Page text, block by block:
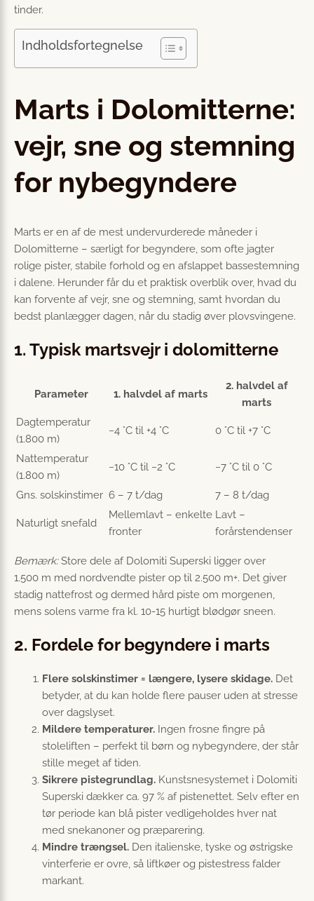
tinder.
Indholdsfortegnelse
Marts i Dolomitterne:
vejr, sne og stemning
for nybegyndere
Marts er en af de mest undervurderede måneder i
Dolomitterne – særligt for begyndere, som ofte jagter
rolige pister, stabile forhold og en afslappet bassestemning
i dalene. Herunder får du et praktisk overblik over, hvad du
kan forvente af vejr, sne og stemning, samt hvordan du
bedst planlægger dagen, når du stadig øver plovsvingene.
1. Typisk martsvejr i dolomitterne
Parameter 1. halvdel af marts
2. halvdel af
marts
Dagtemperatur
(1.800 m)
−4 °C til +4 °C 0 °C til +7 °C
Nattemperatur
(1.800 m)
−10 °C til −2 °C −7 °C til 0 °C
Gns. solskinstimer 6 – 7 t/dag 7 – 8 t/dag
Naturligt snefald
Mellemlavt – enkelte
fronter
Lavt –
forårstendenser
Bemærk:Store dele af Dolomiti Superski ligger over
1.500 m med nordvendte pister op til 2.500 m+. Det giver
stadig nattefrost og dermed hård piste om morgenen,
mens solens varme fra kl. 10-15 hurtigt blødgør sneen.
2. Fordele for begyndere i marts
Flere solskinstimer = længere, lysere skidage. Det
betyder, at du kan holde flere pauser uden at stresse
over dagslyset.
Mildere temperaturer. Ingen frosne fingre på
stoleliften – perfekt til børn og nybegyndere, der står
stille meget af tiden.
Sikrere pistegrundlag. Kunstsnesystemet i Dolomiti
Superski dækker ca. 97 % af pistenettet. Selv efter en
tør periode kan blå pister vedligeholdes hver nat
med snekanoner og præparering.
Mindre trængsel. Den italienske, tyske og østrigske
vinterferie er ovre, så liftkøer og pistestress falder
markant.